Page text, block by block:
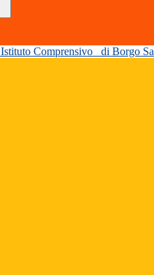
Istituto Comprensivo di Borgo